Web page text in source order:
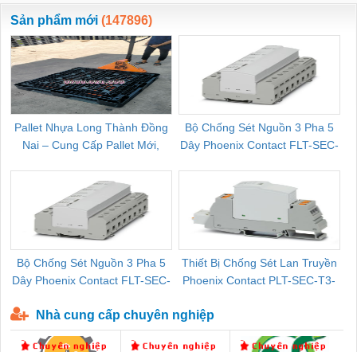
ewara
CHUA CHAY
Sản phẩm mới (147896)
Pallet Nhựa Long Thành Đồng
Nai – Cung Cấp Pallet Mới,
Bộ Chống Sét Nguồn 3 Pha 5
Dây Phoenix Contact FLT-SEC-
Bộ Chống Sét Nguồn 3 Pha 5
Dây Phoenix Contact FLT-SEC-
Thiết Bị Chống Sét Lan Truyền
Phoenix Contact PLT-SEC-T3-
Nhà cung cấp chuyên nghiệp